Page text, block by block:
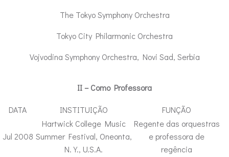
The Tokyo Symphony Orchestra
Tokyo City Philarmonic Orchestra
Vojvodina Symphony Orchestra, Novi Sad, Serbia
II – Como Professora
DATA INSTITUIÇÃO FUNÇÃO
Jul 2008
Hartwick College Music
Summer Festival, Oneonta,
N.Y., U.S.A.
Regente das orquestras
e professora de
regência